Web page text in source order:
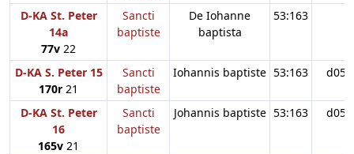
D-KA St. Peter
14a
77v 22
Sancti
baptiste
De Iohanne
baptista
53:163
D-KA S. Peter 15
170r 21
Sancti
baptiste
Iohannis baptiste 53:163 d05
D-KA St. Peter
16
165v 21
Sancti
baptiste
Johannis baptiste 53:163 d05